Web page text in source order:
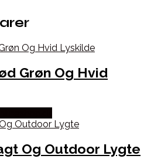
Grøn Og Hvid
Og Outdoor Lygte